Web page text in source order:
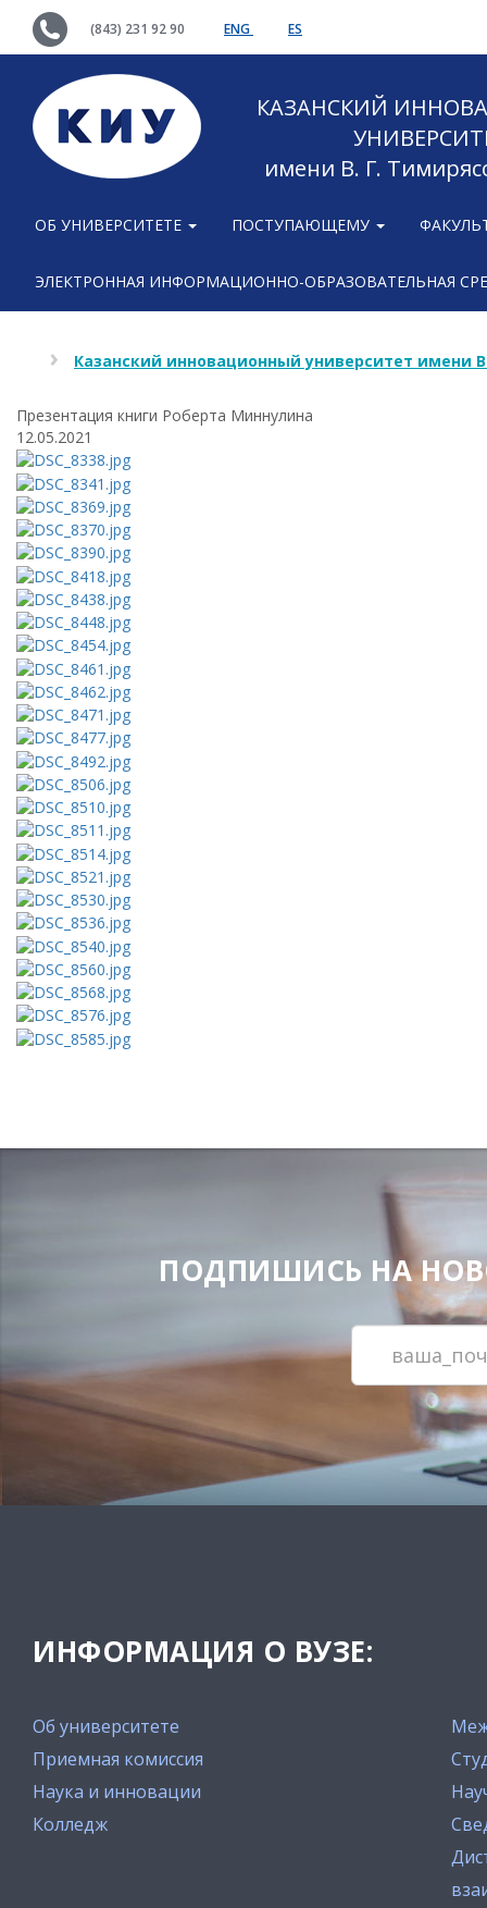
(843) 231 92 90 ENG ES
КАЗАНСКИЙ
имени В. Г.
ОБ УНИВЕРСИТЕТЕ ПОСТУПАЮЩЕМУ
ЭЛЕКТРОННАЯ ИНФОРМАЦИОННО-ОБРАЗОВАТЕЛЬНАЯ
Казанский инновационный университет имени
Презентация книги Роберта Миннулина
12.05.2021
ПОДПИШИСЬ НА
ИНФОРМАЦИЯ О ВУЗЕ:
Об университете
Приемная комиссия
Наука и инновации
Колледж